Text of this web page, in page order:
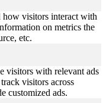
how visitors interact with
on metrics the
etc.
visitors with relevant ads
visitors across
customized ads.